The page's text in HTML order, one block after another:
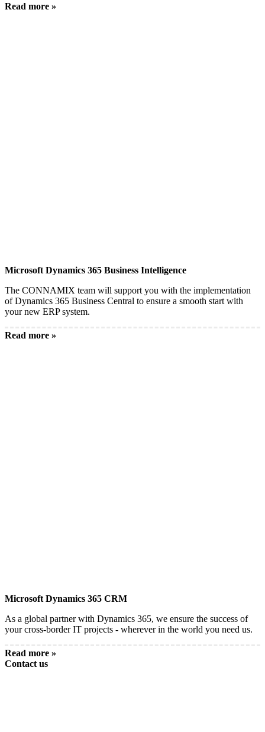
Read more »
Microsoft Dynamics 365 Business Intelligence
The CONNAMIX team will support you with the implementation
of Dynamics 365 Business Central to ensure a smooth start with
your new ERP system.
Read more »
Microsoft Dynamics 365 CRM
As a global partner with Dynamics 365, we ensure the success of
your cross-border IT projects - wherever in the world you need us.
Read more »
Contact us